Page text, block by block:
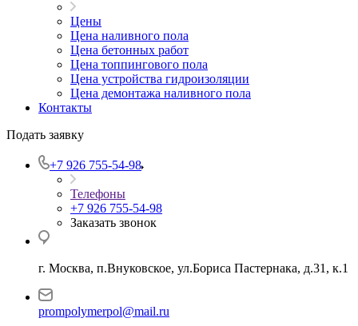
Цены
Цена наливного пола
Цена бетонных работ
Цена топпингового пола
Цена устройства гидроизоляции
Цена демонтажа наливного пола
Контакты
Подать заявку
+7 926 755-54-98
Телефоны
+7 926 755-54-98
Заказать звонок
г. Москва, п.Внуковское, ул.Бориса Пастернака, д.31, к.1
prompolymerpol@mail.ru